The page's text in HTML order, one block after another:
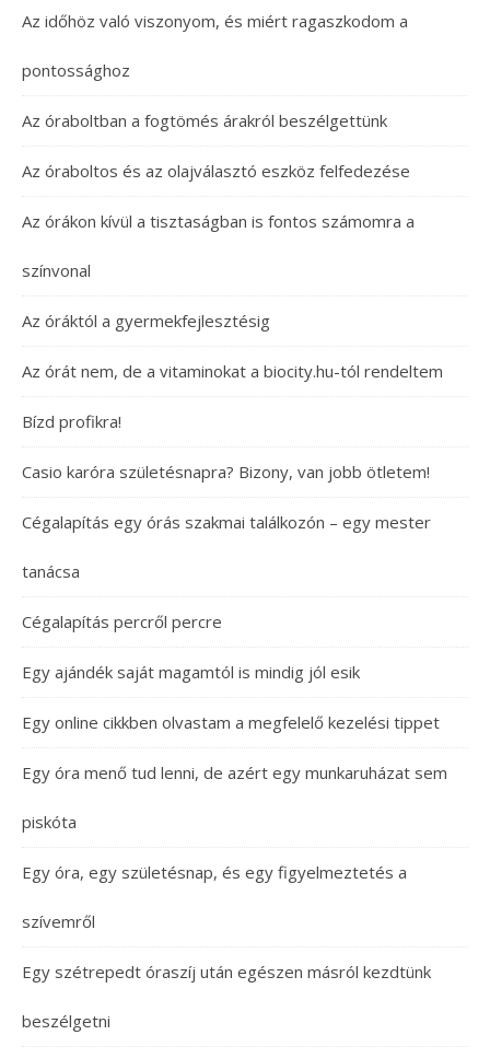
Az időhöz való viszonyom, és miért ragaszkodom a
pontossághoz
Az óraboltban a fogtömés árakról beszélgettünk
Az óraboltos és az olajválasztó eszköz felfedezése
Az órákon kívül a tisztaságban is fontos számomra a
színvonal
Az óráktól a gyermekfejlesztésig
Az órát nem, de a vitaminokat a biocity.hu-tól rendeltem
Bízd profikra!
Casio karóra születésnapra? Bizony, van jobb ötletem!
Cégalapítás egy órás szakmai találkozón – egy mester
tanácsa
Cégalapítás percről percre
Egy ajándék saját magamtól is mindig jól esik
Egy online cikkben olvastam a megfelelő kezelési tippet
Egy óra menő tud lenni, de azért egy munkaruházat sem
piskóta
Egy óra, egy születésnap, és egy figyelmeztetés a
szívemről
Egy szétrepedt óraszíj után egészen másról kezdtünk
beszélgetni